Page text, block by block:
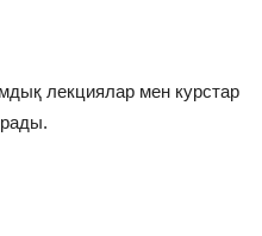
лекциялар мен курстар